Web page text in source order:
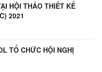
HỘI THẢO THIẾT KẾ
2021
TỔ CHỨC HỘI NGHỊ